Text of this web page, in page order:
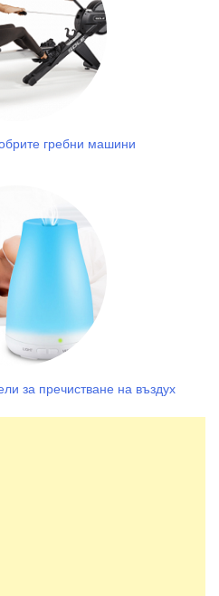
гребни машини
за пречистване на въздух